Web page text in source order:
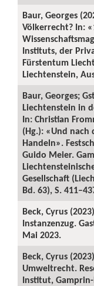
Baur, Georges
Völkerrecht? In:
Instituts, der
Fürstentum
Liechtenstein,
Baur, Georges;
Liechtenstein in
In: Christian
(Hg.): «Und
Handeln».
Guido Meier.
Gesellschaft
Bd. 63), S.
Beck, Cyrus
Instanzenzug.
Mai 2023.
Beck, Cyrus
Umweltrecht.
Institut,